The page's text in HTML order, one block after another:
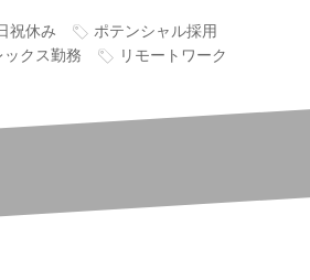
祝休み
ポテンシャル採用
ックス勤務
リモートワーク